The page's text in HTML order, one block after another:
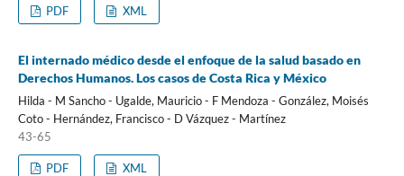
PDF XML
El internado médico desde el enfoque de la salud basado en
Derechos Humanos. Los casos de Costa Rica y México
Hilda - M Sancho - Ugalde, Mauricio - F Mendoza - González, Moisés
Coto - Hernández, Francisco - D Vázquez - Martínez
43-65
PDF XML